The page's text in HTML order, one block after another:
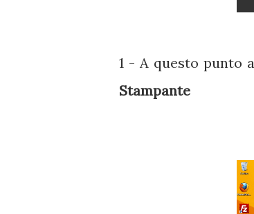
1 - A questo punto
Stampante